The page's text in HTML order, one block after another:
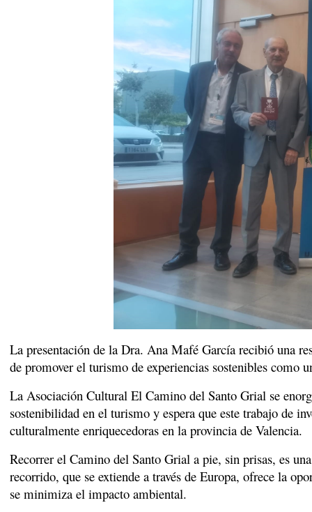
La presentación de la Dra. Ana Mafé García recibió una
de promover el turismo de experiencias sostenibles
La Asociación Cultural El Camino del Santo Grial se
sostenibilidad en el turismo y espera que este trabajo de
culturalmente enriquecedoras en la provincia de Valencia.
Recorrer el Camino del Santo Grial a pie, sin prisas, es
recorrido, que se extiende a través de Europa, ofrece la
se minimiza el impacto ambiental.